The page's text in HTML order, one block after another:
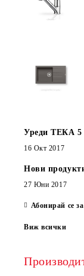
Уреди ТЕКА 5
16 Окт 2017
Нови
27 Юни 2017
Абонирай се
Виж всички